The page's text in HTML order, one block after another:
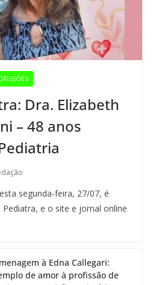
Dra. Elizabeth
– 48 anos
segunda-feira, 27/07, é
e o site e jornal online
à Edna Callegari:
de amor à profissão de